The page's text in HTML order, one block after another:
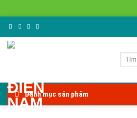
nội
Tìm
Danh mục sản phẩm